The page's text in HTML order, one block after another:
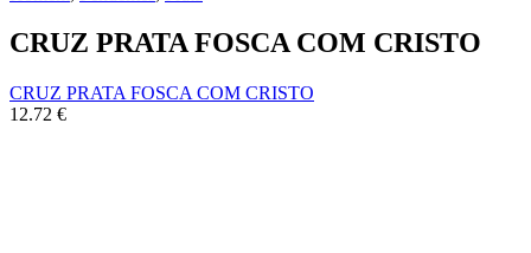
CRUZ PRATA FOSCA COM CRISTO
CRUZ PRATA FOSCA COM CRISTO
12.72 €